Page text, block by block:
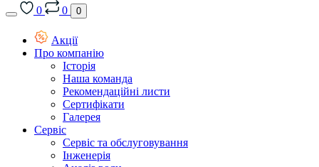
0
0 0
Акції
Про компанію
Історія
Наша команда
Рекомендаційні листи
Сертифікати
Галерея
Сервіс
Сервіс та обслуговування
Інженерія